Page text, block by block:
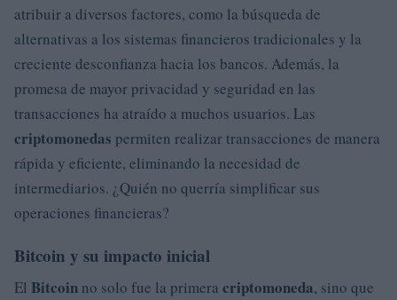
atribuir a diversos factores, como la búsqueda de
alternativas a los sistemas financieros tradicionales y la
creciente desconfianza hacia los bancos. Además, la
promesa de mayor privacidad y seguridad en las
transacciones ha atraído a muchos usuarios. Las
criptomonedas permiten realizar transacciones de manera
rápida y eficiente, eliminando la necesidad de
intermediarios. ¿Quién no querría simplificar sus
operaciones financieras?
Bitcoin y su impacto inicial
El Bitcoin no solo fue la primera criptomoneda, sino que